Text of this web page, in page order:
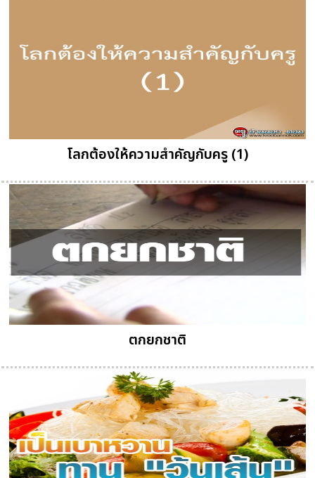
โลกต้องให้ความสำคัญกับครู (1)
ตกยกชาติ